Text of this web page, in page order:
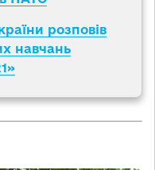
розповів
навчань